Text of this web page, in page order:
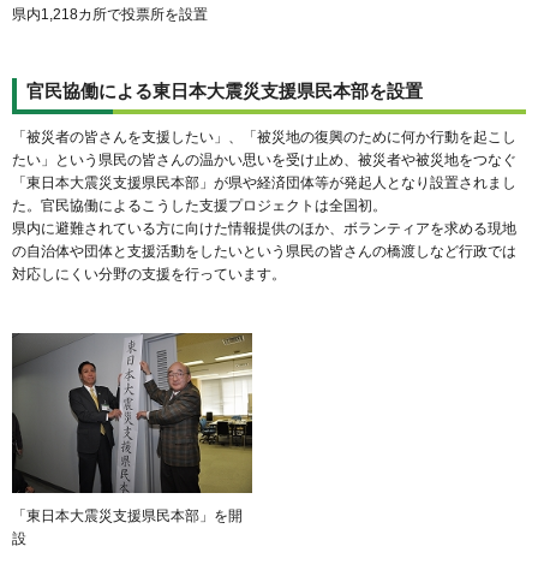
県内1,218カ所で投票所を設置
官民協働による東日本大震災支援県民本部を設置
「被災者の皆さんを支援したい」、「被災地の復興のために何か行動を起こし
たい」という県民の皆さんの温かい思いを受け止め、被災者や被災地をつなぐ
「東日本大震災支援県民本部」が県や経済団体等が発起人となり設置されまし
た。官民協働によるこうした支援プロジェクトは全国初。
県内に避難されている方に向けた情報提供のほか、ボランティアを求める現地
の自治体や団体と支援活動をしたいという県民の皆さんの橋渡しなど行政では
対応しにくい分野の支援を行っています。
「東日本大震災支援県民本部」を開
設